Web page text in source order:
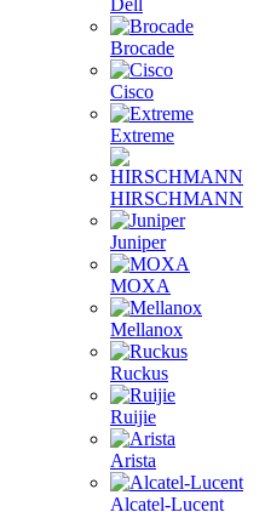
Dell
Brocade
Cisco
Extreme
HIRSCHMANN
Juniper
MOXA
Mellanox
Ruckus
Ruijie
Arista
Alcatel-Lucent